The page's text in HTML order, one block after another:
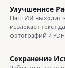
Улучшенное
Наш ИИ выходит
извлекает текст
фотографий и
Сохранение